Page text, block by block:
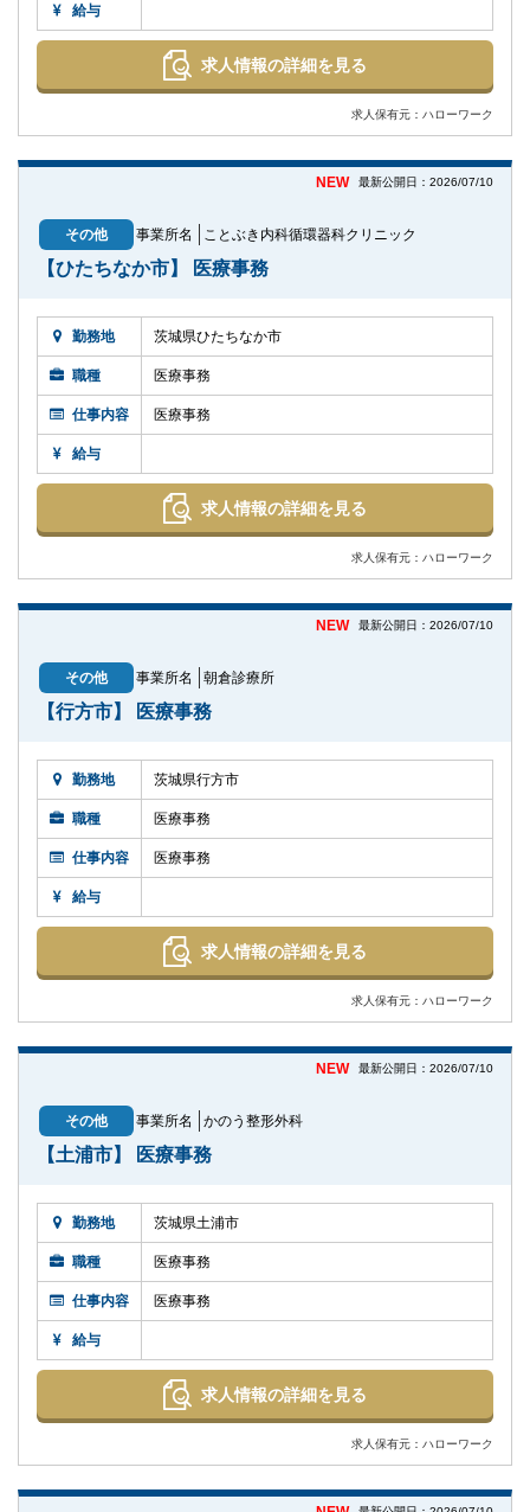
給与
求人情報の詳細を見る
求人保有元：ハローワーク
NEW 最新公開日：2026/07/10
その他 事業所名 ことぶき内科循環器科クリニック
【ひたちなか市】 医療事務
勤務地 茨城県ひたちなか市
職種 医療事務
仕事内容 医療事務
給与
求人情報の詳細を見る
求人保有元：ハローワーク
NEW 最新公開日：2026/07/10
その他 事業所名 朝倉診療所
【行方市】 医療事務
勤務地 茨城県行方市
職種 医療事務
仕事内容 医療事務
給与
求人情報の詳細を見る
求人保有元：ハローワーク
NEW 最新公開日：2026/07/10
その他 事業所名 かのう整形外科
【土浦市】 医療事務
勤務地 茨城県土浦市
職種 医療事務
仕事内容 医療事務
給与
求人情報の詳細を見る
求人保有元：ハローワーク